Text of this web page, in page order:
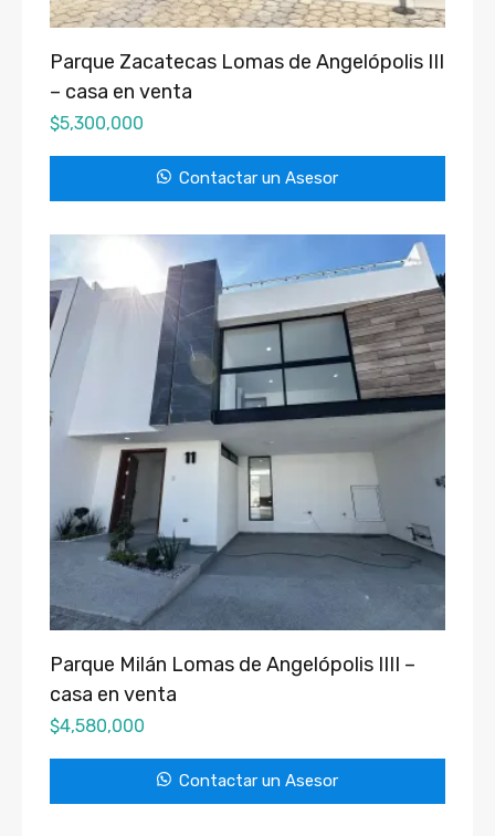
Parque Zacatecas Lomas de Angelópolis III
– casa en venta
$5,300,000
Contactar un Asesor
Parque Milán Lomas de Angelópolis IIII –
casa en venta
$4,580,000
Contactar un Asesor